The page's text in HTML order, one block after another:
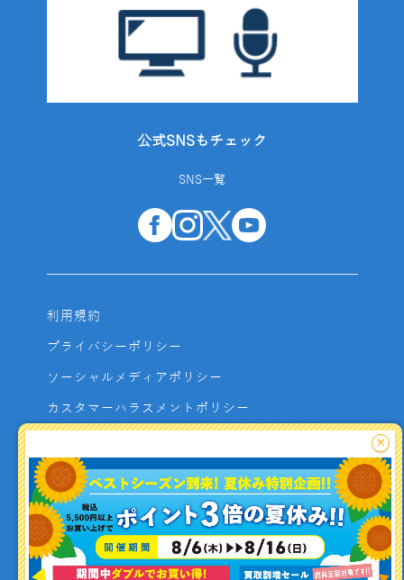
釣り情報を
公式SNSもチェック
SNS一覧
利用規約
プライバシーポリシー
ソーシャルメディアポリシー
カスタマーハラスメントポリシー
よくあるご質問
お問い合わせ
利用者資金の保全方法
×